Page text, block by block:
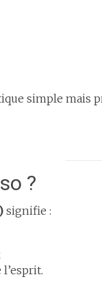
simple
?
signifie :